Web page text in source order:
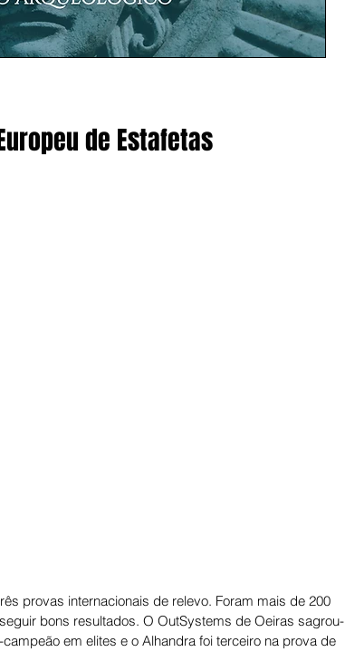
de Estafetas
provas internacionais de relevo. Foram mais de 200
bons resultados. O OutSystems de Oeiras sagrou-
em elites e o Alhandra foi terceiro na prova de